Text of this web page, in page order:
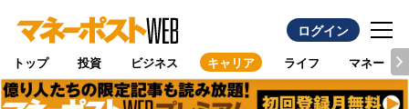
ログイン
トップ 投資 ビジネス キャリア ライフ マネー